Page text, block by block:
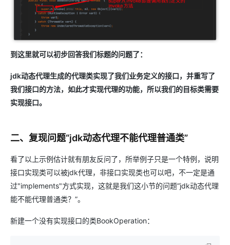
到这里就可以初步回答我们标题的问题了：
jdk动态代理生成的代理类实现了我们业务定义的接口，并重写了
我们接口的方法，如此才实现代理的功能，所以我们的目标类需要
实现接口。
二、复现问题“jdk动态代理不能代理普通类”
看了以上示例估计就有朋友反问了，所举例子只是一个特例，说明
接口实现类可以被jdk代理，非接口实现类也可以吧，不一定是通
过"implements"方式实现，这就是我们这小节的问题“jdk动态代理
能不能代理普通类？”。
新建一个没有实现接口的类BookOperation：